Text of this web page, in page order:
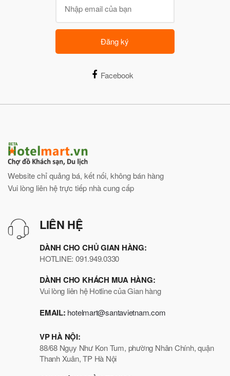
Đăng ký
Facebook
Website chỉ quảng bá, kết nối, không bán hàng
Vui lòng liên hệ trực tiếp nhà cung cấp
LIÊN HỆ
DÀNH CHO CHỦ GIAN HÀNG:
HOTLINE: 091.949.0330
DÀNH CHO KHÁCH MUA HÀNG:
Vui lòng liên hệ Hotline của Gian hàng
EMAIL: hotelmart@santavietnam.com
VP HÀ NỘI:
88/68 Ngụy Như Kon Tum, phường Nhân Chính, quận
Thanh Xuân, TP Hà Nội